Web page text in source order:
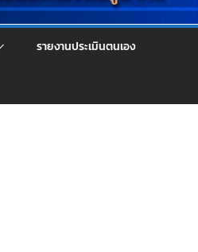
รายงานประเมินตนเอง